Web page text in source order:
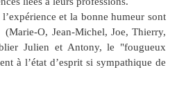
et la bonne humeur sont
O, Jean-Michel, Joe, Thierry,
Julien et Antony, le "fougueux
à l’état d’esprit si sympathique de